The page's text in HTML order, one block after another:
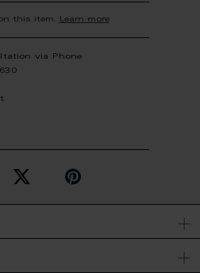
this item. Learn more
via Phone